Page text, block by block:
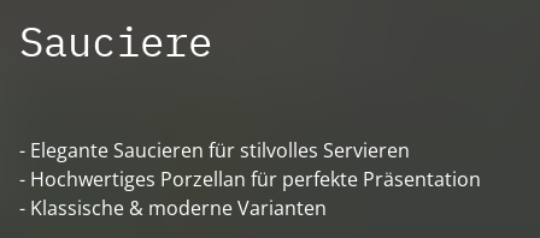
Sauciere
- Elegante Saucieren für stilvolles Servieren
- Hochwertiges Porzellan für perfekte Präsentation
- Klassische & moderne Varianten